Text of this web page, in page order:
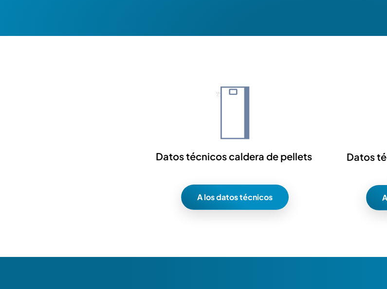
Datos técnicos caldera de pellets
A los datos técnicos
Datos